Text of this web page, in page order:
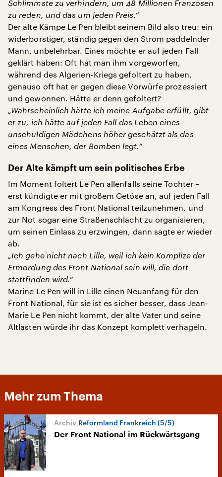
Schlimmste zu verhindern, um 48 Millionen Franzosen
zu reden, und das um jeden Preis.“
Der alte Kämpe Le Pen bleibt seinem Bild also treu: ein
widerborstiger, ständig gegen den Strom paddelnder
Mann, unbelehrbar. Eines möchte er auf jeden Fall
geklärt haben: Oft hat man ihm vorgeworfen,
während des Algerien-Kriegs gefoltert zu haben,
genauso oft hat er gegen diese Vorwürfe prozessiert
und gewonnen. Hätte er denn gefoltert?
„Wahrscheinlich hätte ich meine Aufgabe erfüllt, gibt
er zu, ich hätte auf jeden Fall das Leben eines
unschuldigen Mädchens höher geschätzt als das
eines Menschen, der Bomben legt.“
Der Alte kämpft um sein politisches Erbe
Im Moment foltert Le Pen allenfalls seine Tochter –
erst kündigte er mit großem Getöse an, auf jeden Fall
am Kongress des Front National teilzunehmen, und
zur Not sogar eine Straßenschlacht zu organisieren,
um seinen Einlass zu erzwingen, dann sagte er wieder
ab.
„Ich gehe nicht nach Lille, weil ich kein Komplize der
Ermordung des Front National sein will, die dort
stattfinden wird.“
Marine Le Pen will in Lille einen Neuanfang für den
Front National, für sie ist es sicher besser, dass Jean-
Marie Le Pen nicht kommt, der alte Vater und seine
Altlasten würde ihr das Konzept komplett verhageln.
Mehr zum Thema
Reformland Frankreich (5/5)
Der Front National im Rückwärtsgang